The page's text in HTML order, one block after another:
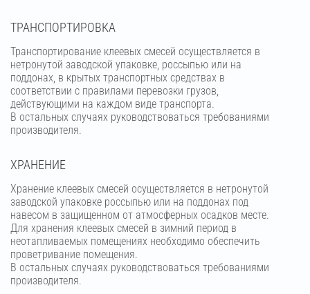
ТРАНСПОРТИРОВКА
Транспортирование клеевых смесей осуществляется в
нетронутой заводской упаковке, россыпью или на
поддонах, в крытых транспортных средствах в
соответствии с правилами перевозки грузов,
действующими на каждом виде транспорта.
В остальных случаях руководствоваться требованиями
производителя.
ХРАНЕНИЕ
Хранение клеевых смесей осуществляется в нетронутой
заводской упаковке россыпью или на поддонах под
навесом в защищенном от атмосферных осадков месте.
Для хранения клеевых смесей в зимний период в
неотапливаемых помещениях необходимо обеспечить
проветривание помещения.
В остальных случаях руководствоваться требованиями
производителя.